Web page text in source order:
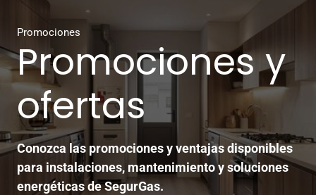
Promociones
Promociones y
ofertas
Conozca las promociones y ventajas disponibles
para instalaciones, mantenimiento y soluciones
energéticas de SegurGas.